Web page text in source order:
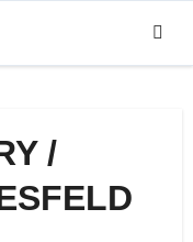
/